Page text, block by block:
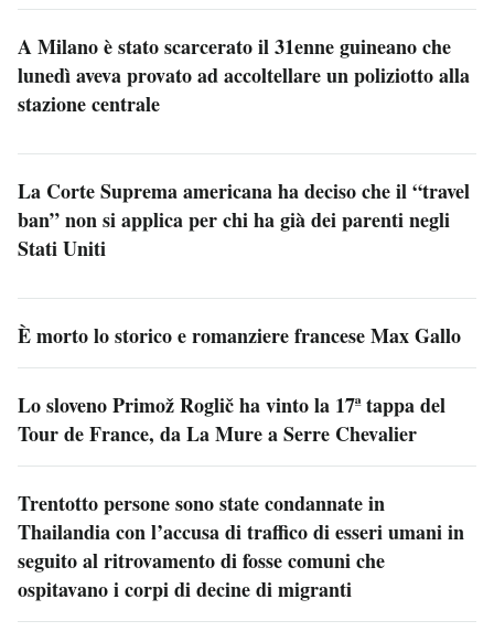
A Milano è stato scarcerato il 31enne guineano che
lunedì aveva provato ad accoltellare un poliziotto alla
stazione centrale
La Corte Suprema americana ha deciso che il “travel
ban” non si applica per chi ha già dei parenti negli
Stati Uniti
È morto lo storico e romanziere francese Max Gallo
Lo sloveno Primož Roglič ha vinto la 17ª tappa del
Tour de France, da La Mure a Serre Chevalier
Trentotto persone sono state condannate in
Thailandia con l’accusa di traffico di esseri umani in
seguito al ritrovamento di fosse comuni che
ospitavano i corpi di decine di migranti